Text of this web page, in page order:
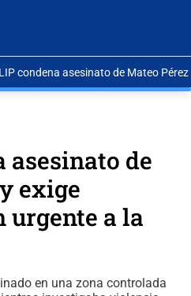
condena asesinato de Mateo
asesinato de
exige
a la
en una zona controlada